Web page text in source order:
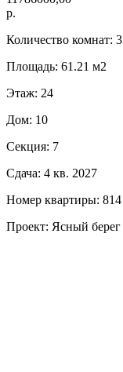
р.
Количество комнат: 3
Площадь: 61.21 м2
Этаж: 24
Дом: 10
Секция: 7
Сдача: 4 кв. 2027
Номер квартиры: 814
Проект: Ясный берег